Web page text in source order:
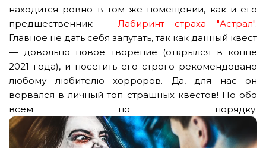
находится ровно в том же помещении, как и его
предшественник - Лабиринт страха "Астрал".
Главное не дать себя запутать, так как данный квест
— довольно новое творение (открылся в конце
2021 года), и посетить его строго рекомендовано
любому любителю хорроров. Да, для нас он
ворвался в личный топ страшных квестов! Но обо
всём по порядку.